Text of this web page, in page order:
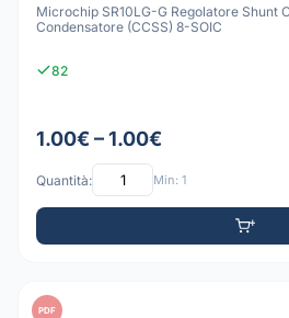
Microchip SR10LG-G Regolatore Shunt
Condensatore (CCSS) 8-SOIC
82
1.00€ – 1.00€
Quantità: Min: 1
PDF